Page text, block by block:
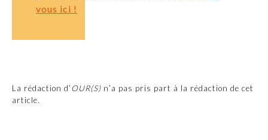
vous ici !
La rédaction d’OUR(S) n’a pas pris part à la rédaction de cet
article.